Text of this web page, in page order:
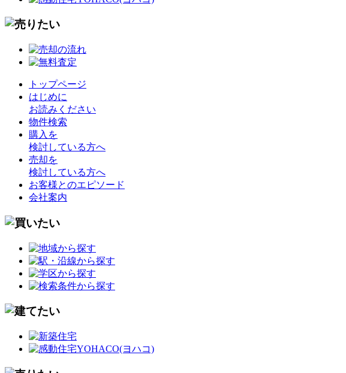
トップページ
はじめに
お読みください
物件検索
購入を
検討している方へ
売却を
検討している方へ
お客様とのエピソード
会社案内